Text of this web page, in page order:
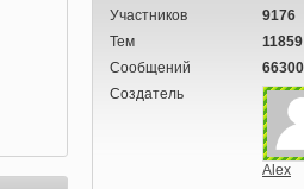
Участников
9176
Тем
11859
Сообщений
Создатель
Alex